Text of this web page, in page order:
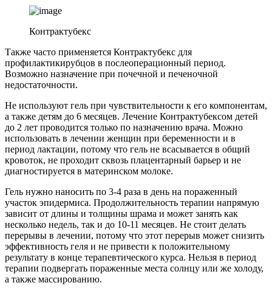
Контрактубекс
Также часто применяется Контрактубекс для
профилактикирубцов в послеоперационный период.
Возможно назначение при почечной и печеночной
недостаточности.
Не используют гель при чувствительности к его компонентам,
а также детям до 6 месяцев. Лечение Контрактубексом детей
до 2 лет проводится только по назначению врача. Можно
использовать в лечении женщин при беременности и в
период лактации, потому что гель не всасывается в общий
кровоток, не проходит сквозь плацентарный барьер и не
диагностируется в материнском молоке.
Гель нужно наносить по 3-4 раза в день на пораженный
участок эпидермиса. Продолжительность терапии напрямую
зависит от длины и толщины шрама и может занять как
несколько недель, так и до 10-11 месяцев. Не стоит делать
перерывы в лечении, потому что этот перерыв может снизить
эффективность геля и не привести к положительному
результату в конце терапевтического курса. Нельзя в период
терапии подвергать пораженные места солнцу или же холоду,
а также массированию.